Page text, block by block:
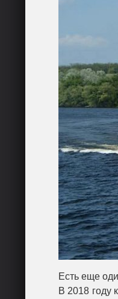
Есть еще
В 2018 году